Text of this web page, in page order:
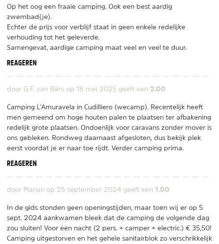
Op het oog een fraaie camping. Ook een best aardig
zwembad(je).
Echter de prijs voor verblijf staat in geen enkele redelijke
verhouding tot het geleverde.
Samengevat, aardige camping maat veel en veel te duur.
REAGEREN
door G.F. van Bers op 18 mei 2025 geeft een 2.00
Camping L'Amuravela in Cudilliero (wecamp). Recentelijk heeft
men gemeend om hoge houten palen te plaatsen ter afbakening
redelijk grote plaatsen. Ondoenlijk voor caravans zonder mover is
ons gebleken. Rondweg daarnaast afgesloten, dus bekijk plek
eerst voordat je er naar toe rijdt. Verder camping prima.
REAGEREN
door Marian op 25 september 2024 geeft een 1.00
In de gids stonden geen openingstijden, maar toen wij er op 5
sept. 2024 aankwamen bleek dat de camping de volgende dag
zou sluiten! Voor één nacht (2 pers. + camper + electric.) € 35,50!
Camping uitgestorven en het gehele sanitairblok zo verschrikkelijk